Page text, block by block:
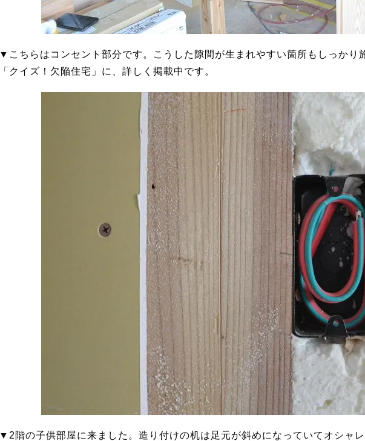
▼こちらはコンセント部分です。こうした隙間が生まれやすい箇所もしっかり
「クイズ！欠陥住宅」に、詳しく掲載中です。
▼2階の子供部屋に来ました。造り付けの机は足元が斜めになっていてオシャレ